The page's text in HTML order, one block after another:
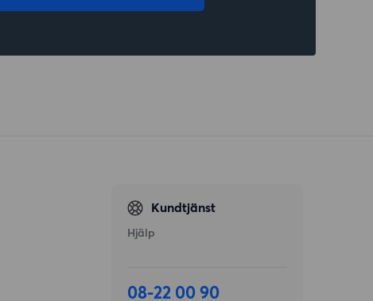
Kundtjänst
Hjälp
08-22 00 90